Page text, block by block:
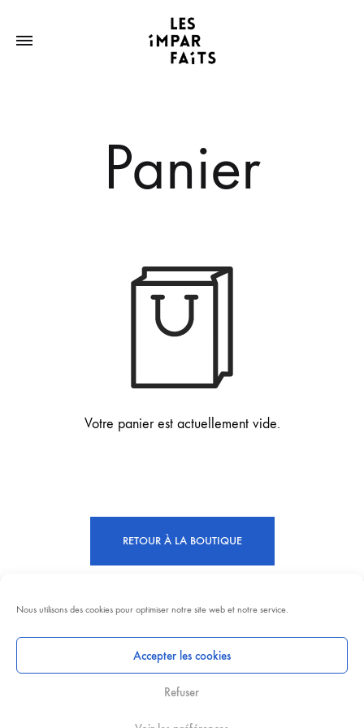
Nous utilisons des cookies pour optimiser notre site web et notre service.
Accepter les cookies
Refuser
Panier
Votre panier est actuellement vide.
RETOUR À LA BOUTIQUE
©2024 Les Imparfaits - Tous droits réservés 🌸